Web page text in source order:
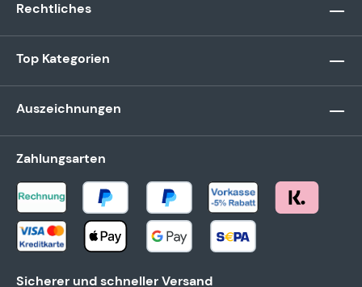
Rechtliches
Top Kategorien
Auszeichnungen
Zahlungsarten
Sicherer und schneller Versand